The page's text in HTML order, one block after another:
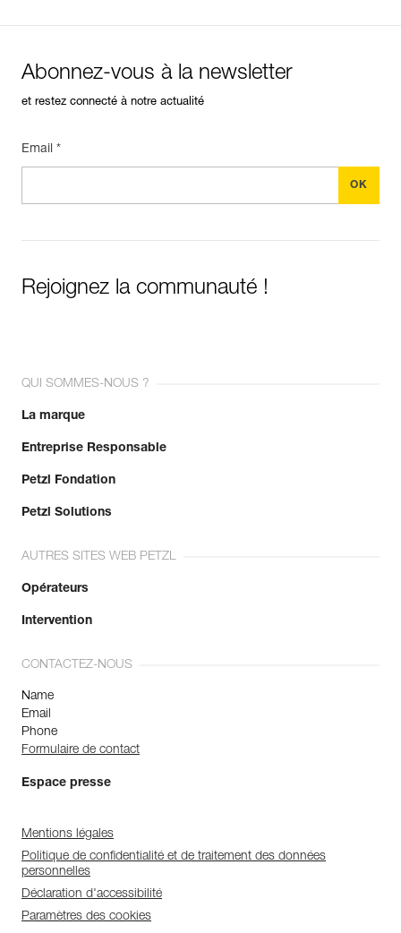
Abonnez-vous à la newsletter
et restez connecté à notre actualité
Email *
Rejoignez la communauté !
QUI SOMMES-NOUS ?
La marque
Entreprise Responsable
Petzl Fondation
Petzl Solutions
AUTRES SITES WEB PETZL
Opérateurs
Intervention
CONTACTEZ-NOUS
Name
Email
Phone
Formulaire de contact
Espace presse
Mentions légales
Politique de confidentialité et de traitement des données
personnelles
Déclaration d'accessibilité
Paramètres des cookies